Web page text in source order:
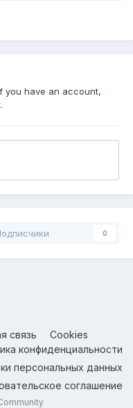
you have an account,
0
связь
Cookies
конфиденциальности
персональных данных
соглашение